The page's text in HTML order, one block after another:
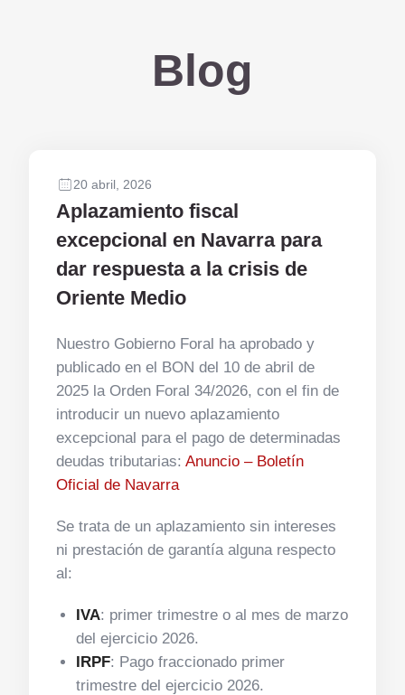
Blog
20 abril, 2026
Aplazamiento fiscal
excepcional en Navarra para
dar respuesta a la crisis de
Oriente Medio
Nuestro Gobierno Foral ha aprobado y
publicado en el BON del 10 de abril de
2025 la Orden Foral 34/2026, con el fin de
introducir un nuevo aplazamiento
excepcional para el pago de determinadas
deudas tributarias:Anuncio – Boletín
Oficial de Navarra
Se trata de un aplazamiento sin intereses
ni prestación de garantía alguna respecto
al:
IVA: primer trimestre o al mes de marzo
del ejercicio 2026.
IRPF: Pago fraccionado primer
trimestre del ejercicio 2026.